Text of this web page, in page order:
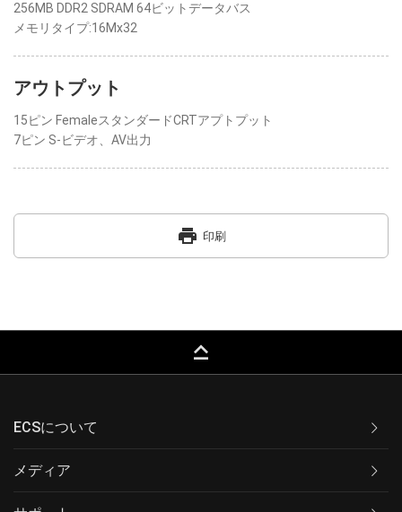
256MB DDR2 SDRAM 64ビットデータバス
メモリタイプ:16Mx32
アウトプット
15ピン FemaleスタンダードCRTアプトプット
7ピン S-ビデオ、AV出力
print 印刷
keyboard_capslock
ECSについて
メディア